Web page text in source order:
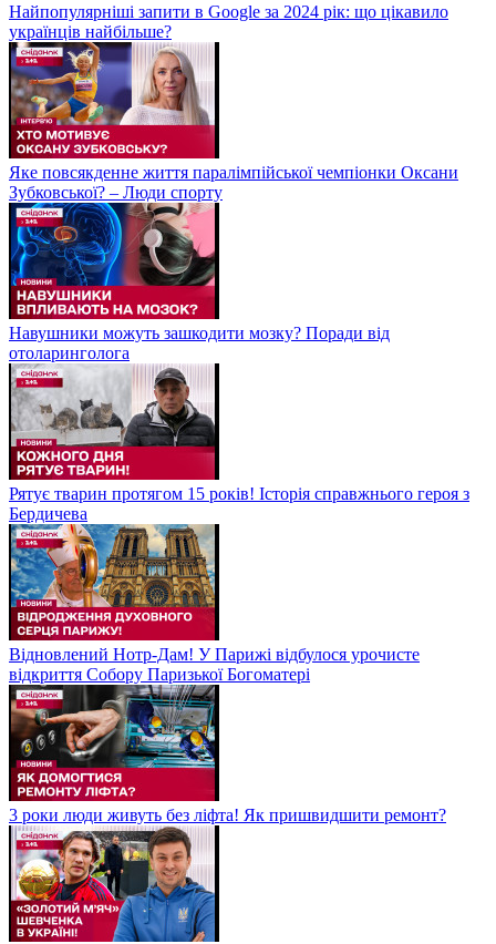
Найпопулярніші запити в Google за 2024 рік: що цікавило
українців найбільше?
Яке повсякденне життя паралімпійської чемпіонки Оксани
Зубковської? – Люди спорту
Навушники можуть зашкодити мозку? Поради від
отоларинголога
Рятує тварин протягом 15 років! Історія справжнього героя з
Бердичева
Відновлений Нотр-Дам! У Парижі відбулося урочисте
відкриття Собору Паризької Богоматері
3 роки люди живуть без ліфта! Як пришвидшити ремонт?